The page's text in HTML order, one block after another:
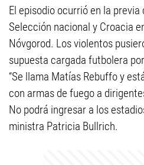
El episodio ocurrió en la
Selección nacional y Croacia
Nóvgorod. Los violentos
supuesta cargada futbolera
“Se llama Matías Rebuffo y
con armas de fuego a
No podrá ingresar a los
ministra Patricia Bullrich.